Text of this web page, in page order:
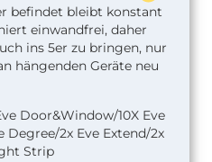
befindet bleibt konstant
einwandfrei, daher
ins 5er zu bringen, nur
hängenden Geräte neu
Door&Window/10X Eve
Degree/2x Eve Extend/2x
Strip